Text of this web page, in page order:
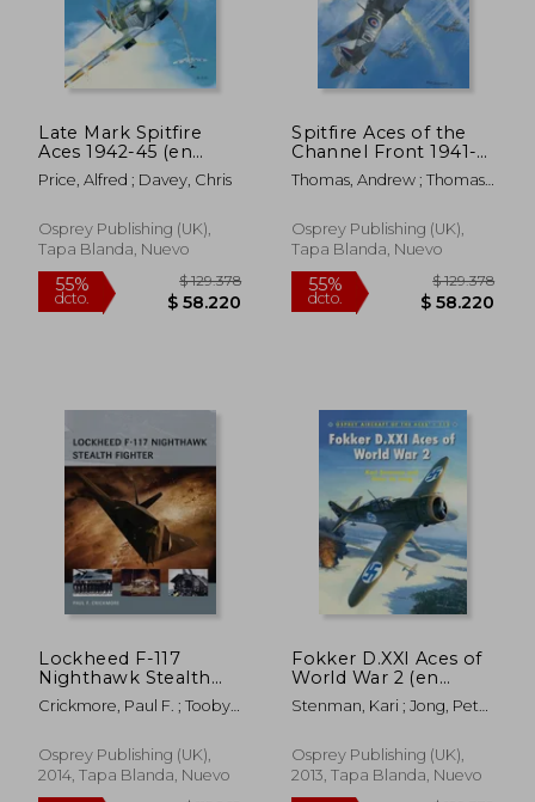
Late Mark Spitfire
Aces 1942-45 (en
Inglés)
Price, Alfred ; Davey, Chris
Osprey Publishing (UK),
Tapa Blanda, Nuevo
Spitfire Aces of the
Channel Front 1941-
43 (en Inglés)
Thomas, Andrew ; Thomas,
Osprey Publishing (UK),
Tapa Blanda, Nuevo
Lockheed F-117
Nighthawk Stealth
Fighter (en Inglés)
Crickmore, Paul F. ; Tooby,
Osprey Publishing (UK),
2014, Tapa Blanda, Nuevo
Fokker D.XXI Aces of
World War 2 (en
Inglés)
Stenman, Kari ; Jong, Peter
Osprey Publishing (UK),
2013, Tapa Blanda, Nuevo